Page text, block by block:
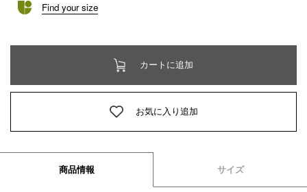
Find your size
カートに追加
お気に入り追加
商品情報 サイズ